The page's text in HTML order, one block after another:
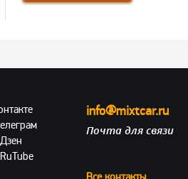
info@mixtcar.ru
Почта для связи